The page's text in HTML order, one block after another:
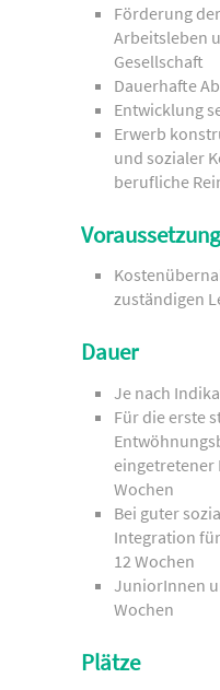
Förderung
Arbeitsleben
Gesellschaft
Dauerhafte
Entwicklung
Erwerb
und sozialer
berufliche
zuständigen
Dauer
Je nach
Für die erste
eingetretener
Wochen
Bei guter
Integration
12 Wochen
JuniorInnen
Wochen
Plätze